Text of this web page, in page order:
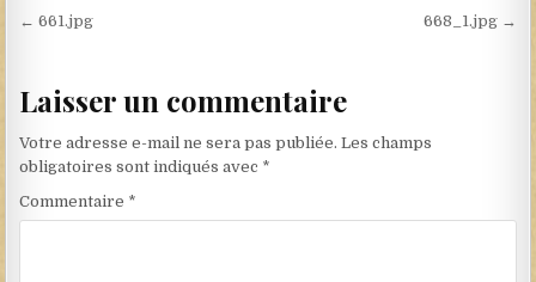
Navigation de l’article
← 661.jpg 668_1.jpg →
Laisser un commentaire
Votre adresse e-mail ne sera pas publiée. Les champs
obligatoires sont indiqués avec *
Commentaire *